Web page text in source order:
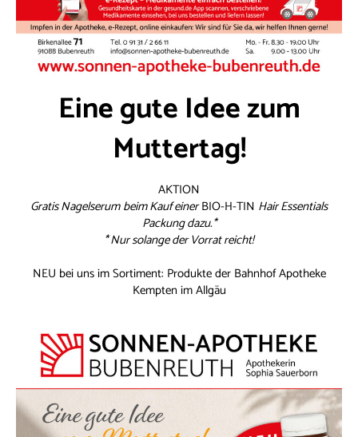
Eine gute Idee zum
Muttertag!
AKTION
Gratis Nagelserum beim Kauf einerBIO-H-TIN Hair Essentials
Packung dazu.*
* Nur solange der Vorrat reicht!
NEU bei uns im Sortiment: Produkte der Bahnhof Apotheke
Kempten im Allgäu